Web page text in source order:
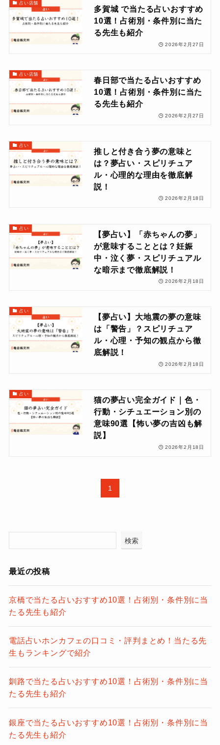
占い店舗
多賀城 で当たる占いおすすめ
10選！占術別・条件別に当た
る先生も紹介
2026年2月27日
占い店舗
春日部で当たる占いおすすめ
10選！占術別・条件別に当た
る先生も紹介
2026年2月27日
占い
推しと付き合う夢の意味と
は？夢占い・スピリチュア
ル・心理的な理由を徹底解
説！
2026年2月18日
占い
【夢占い】「赤ちゃんの夢」
が意味することとは？妊娠
中・泣く夢・スピリチュアル
な暗示まで徹底解説！
2026年2月18日
占い
【夢占い】大地震の夢の意味
は「警告」？スピリチュア
ル・心理・予知の観点から徹
底解説！
2026年2月18日
占い
猫の夢占い完全ガイド｜色・
行動・シチュエーション別の
意味90選【怖い夢の吉凶も解
説】
2026年2月18日
1
検索
最近の投稿
京橋で当たる占いおすすめ10選！占術別・条件別に当
たる先生も紹介
電話占いホンカフェの口コミ・評判まとめ！当たる先
生もランキングで紹介
釧路で当たる占いおすすめ10選！占術別・条件別に当
たる先生も紹介
銀座で当たる占いおすすめ10選！占術別・条件別に当
たる先生も紹介